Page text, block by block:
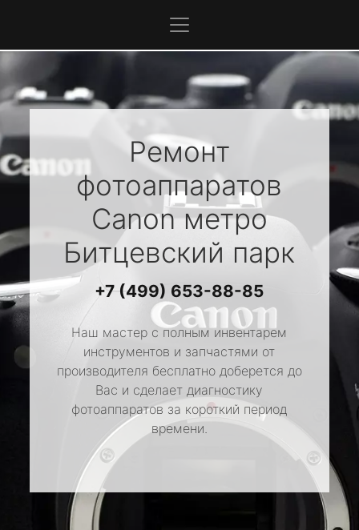
Ремонт
фотоаппаратов
Canonметро
Битцевский парк
+7 (499) 653-88-85
Наш мастер с полным инвентарем
инструментов и запчастями от
производителя бесплатно доберется до
Вас и сделает диагностику
фотоаппаратов за короткий период
времени.